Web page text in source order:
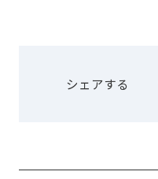
シェアする